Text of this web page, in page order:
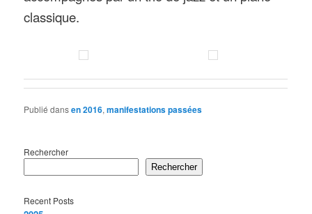
classique.
Publié dansen 2016,manifestations passées
Rechercher
Rechercher
Recent Posts